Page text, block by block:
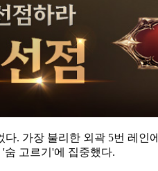
. 가장 불리한 외곽 5번 레인
숨 고르기'에 집중했다.